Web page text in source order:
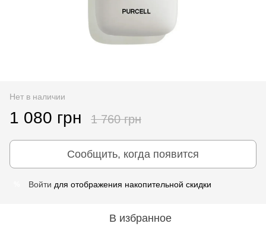
Нет в наличии
1 080 грн 1 760 грн
Сообщить, когда появится
Войти для отображения накопительной скидки
В избранное